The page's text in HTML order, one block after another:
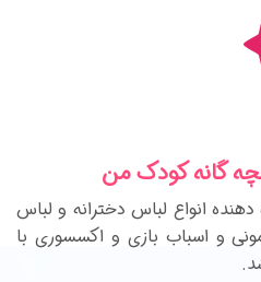
گانه کودک من
انواع لباس دخترانه و لباس
و اسباب بازی و اکسسوری با